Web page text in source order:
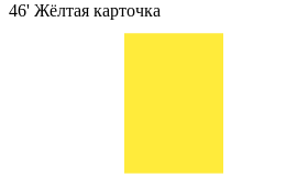
46' Жёлтая карточка